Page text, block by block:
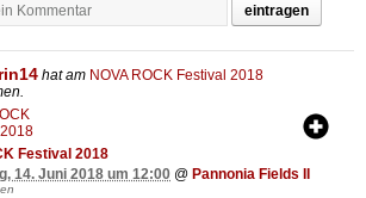
eintragen
hat am NOVA ROCK Festival 2018
Festival 2018
14. Juni 2018 um 12:00 @ Pannonia Fields II